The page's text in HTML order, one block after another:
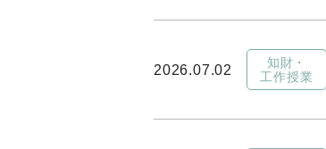
2026.07.02
知財・
工作授業